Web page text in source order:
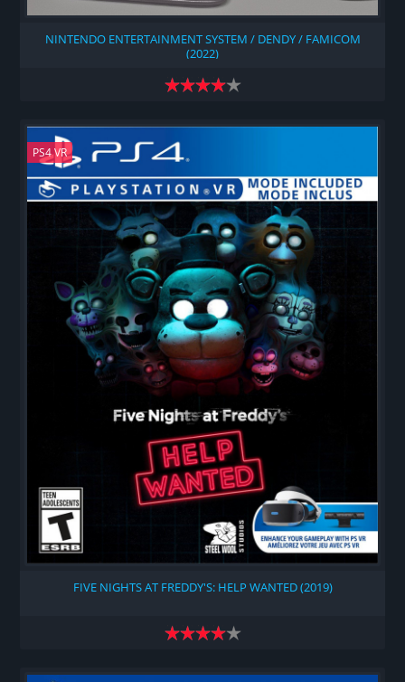
NINTENDO ENTERTAINMENT SYSTEM / DENDY / FAMICOM
(2022)
PS4 VR
FIVE NIGHTS AT FREDDY'S: HELP WANTED (2019)